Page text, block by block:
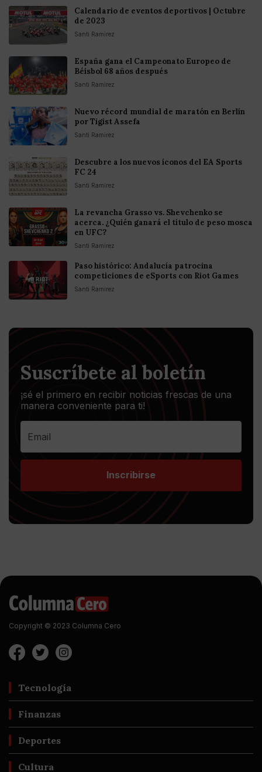
Calendario de eventos deportivos | Octubre
de 2023
Santi Ramirez
España gana el Campeonato Europeo de
Béisbol 68 años después
Santi Ramirez
Nuevo récord mundial de maratón en Berlín
por Tigist Assefa
Santi Ramirez
Descubre a los nuevos íconos del EA Sports
FC 24
Santi Ramirez
La revancha Grasso vs. Shevchenko se
acerca. ¿Quién ganará el título de peso mosca
en UFC?
Santi Ramirez
Paso histórico: Andalucía patrocina
competiciones de eSports con Riot Games
Santi Ramirez
Suscríbete al boletín
¡sé el primero en recibir noticias frescas de una
manera conveniente para ti!
Inscribirse
Copyright © 2023 Columna Cero
Tecnología
Finanzas
Deportes
Cultura